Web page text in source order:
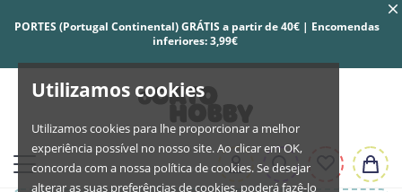
Utilizamos cookies
Utilizamos cookies para lhe proporcionar a melhor
experiência possível no nosso site. Ao clicar em OK,
concorda com a nossa política de cookies. Se desejar
alterar as suas preferências de cookies, poderá fazê-lo
PORTES (Portugal Continental) GRÁTIS a partir de 40€ | Encomendas
inferiores: 3,99€